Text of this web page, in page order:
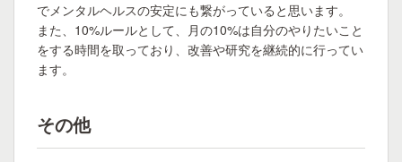
でメンタルヘルスの安定にも繋がっていると思います。
また、10%ルールとして、月の10%は自分のやりたいこと
をする時間を取っており、改善や研究を継続的に行ってい
ます。
その他